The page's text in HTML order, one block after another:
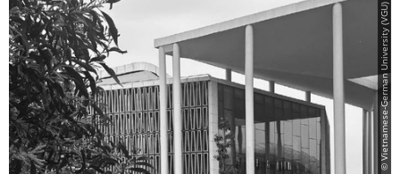
© Vietnamese-German University (VGU)